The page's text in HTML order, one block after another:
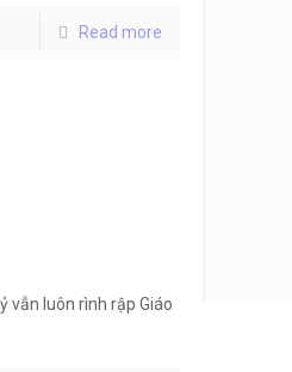
Read more
vẫn luôn rình rập Giáo